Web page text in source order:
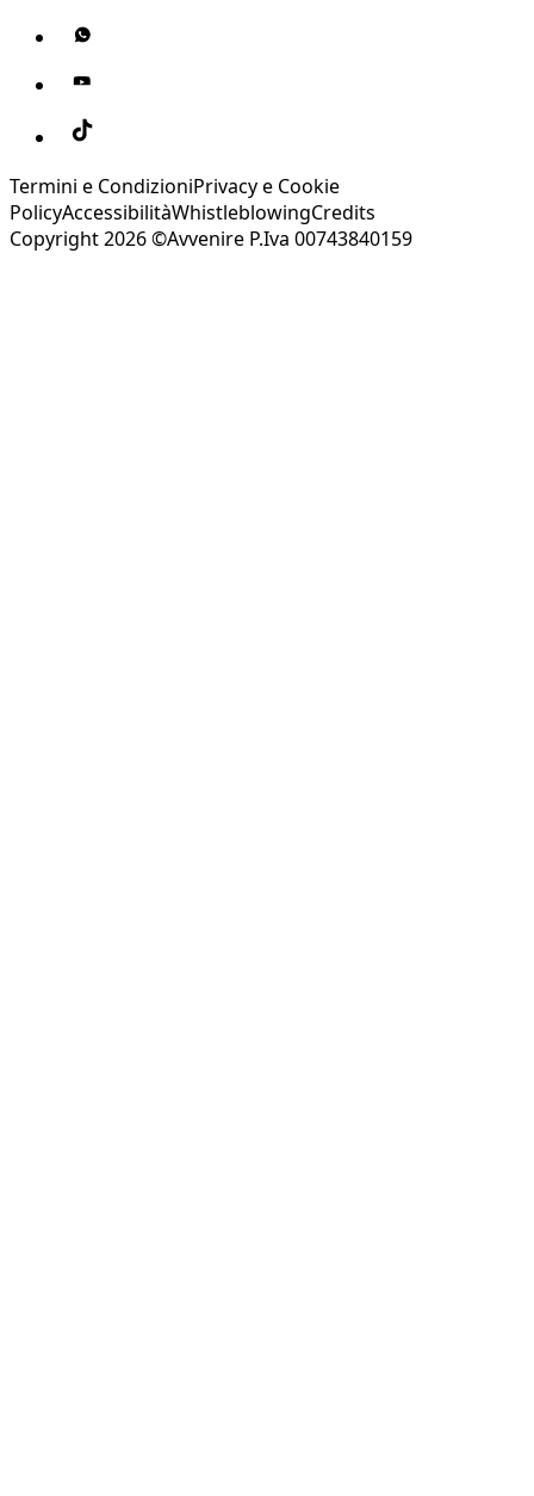
Termini e CondizioniPrivacy e Cookie
PolicyAccessibilitàWhistleblowingCredits
Copyright 2026 ©Avvenire P.Iva 00743840159